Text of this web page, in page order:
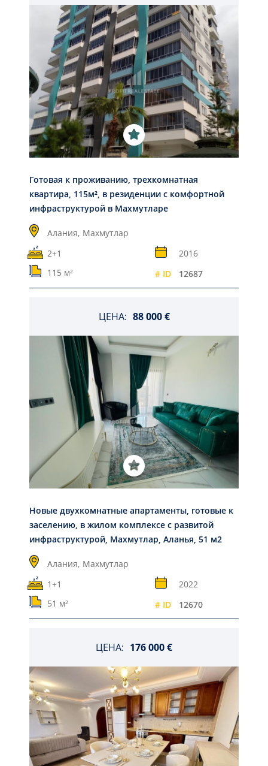
Готовая к проживанию, трехкомнатная
квартира, 115м², в резиденции с комфортной
инфраструктурой в Махмутларе
Алания, Махмутлар
2+1
2016
115 м²
# ID 12687
ЦЕНА: 88 000 €
Новые двухкомнатные апартаменты, готовые к
заселению, в жилом комплексе с развитой
инфраструктурой, Махмутлар, Аланья, 51 м2
Алания, Махмутлар
1+1
2022
51 м²
# ID 12670
ЦЕНА: 176 000 €